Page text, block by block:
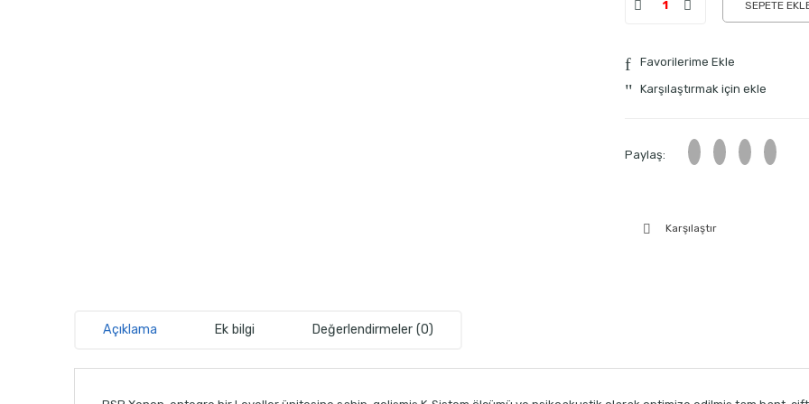
SEPETE
Favorilerime Ekle
Karşılaştırmak için ekle
Paylaş:
Karşılaştır
Açıklama Ek bilgi Değerlendirmeler (0)